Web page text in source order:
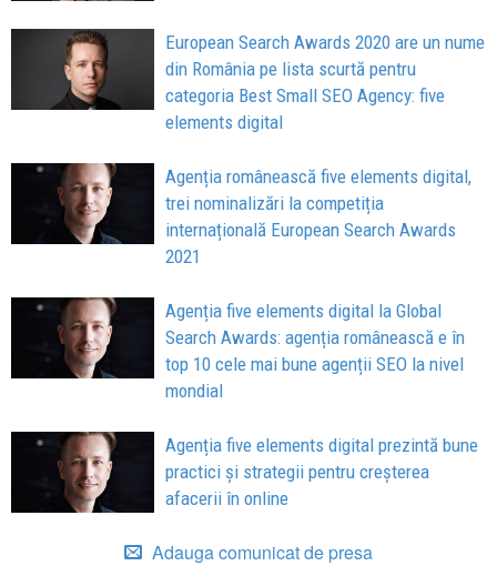
European Search Awards 2020 are un nume
din România pe lista scurtă pentru
categoria Best Small SEO Agency: five
elements digital
Agenția românească five elements digital,
trei nominalizări la competiția
internațională European Search Awards
2021
Agenția five elements digital la Global
Search Awards: agenția românească e în
top 10 cele mai bune agenții SEO la nivel
mondial
Agenția five elements digital prezintă bune
practici și strategii pentru creșterea
afacerii în online
Adauga comunicat de presa